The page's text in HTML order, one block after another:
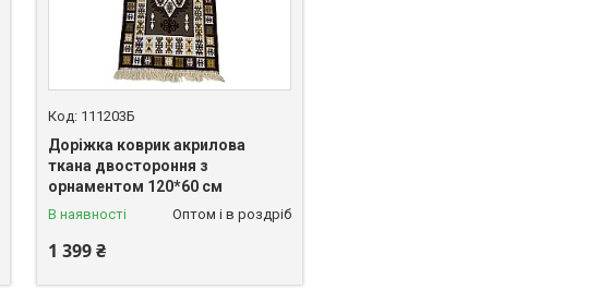
111203Б
Доріжка коврик акрилова
ткана двостороння з
орнаментом 120*60 см
В наявності Оптом і в роздріб
1 399 ₴